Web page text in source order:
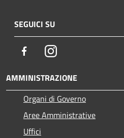
SEGUICI SU
FacebookInstagram
AMMINISTRAZIONE
Organi di Governo
Aree Amministrative
Uffici